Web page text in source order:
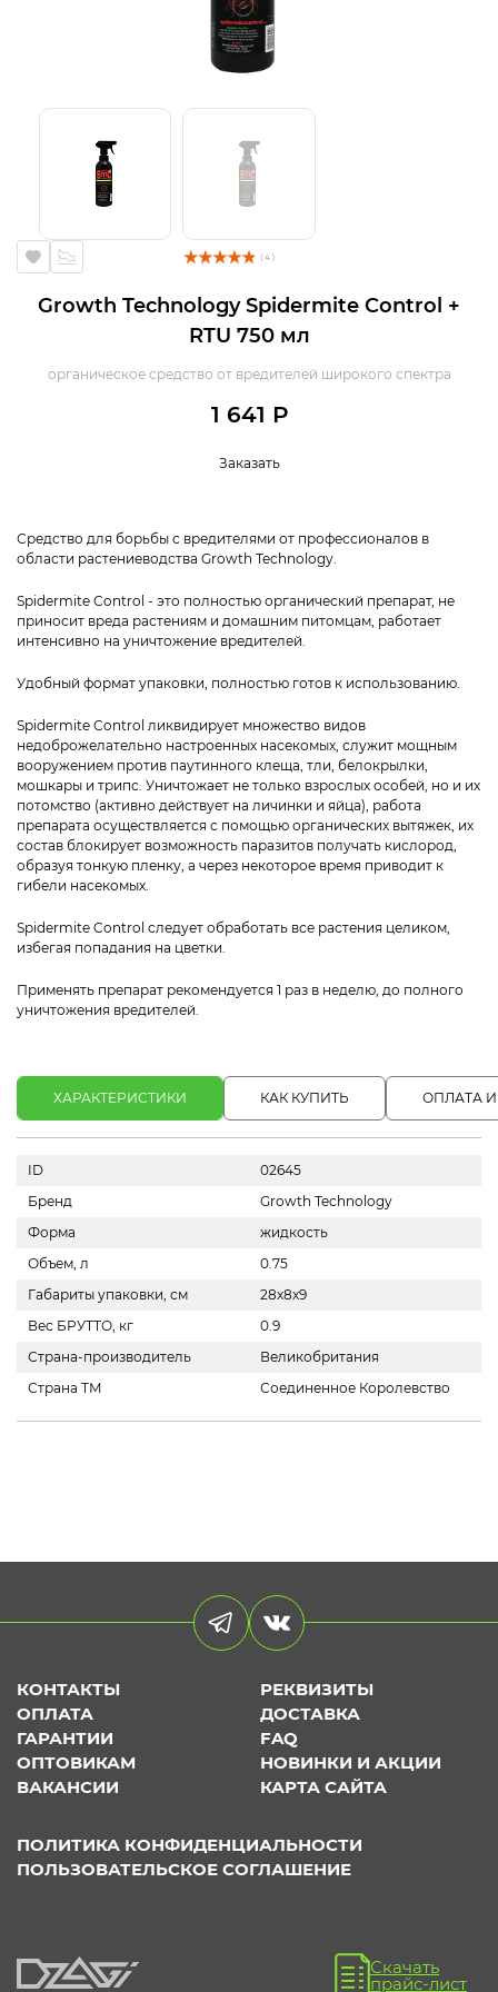
( 4 )
Growth Technology Spidermite Control +
RTU 750 мл
органическое средство от вредителей широкого спектра
1 641 Р
Заказать
Средство для борьбы с вредителями от профессионалов в
области растениеводства Growth Technology.
Spidermite Control - это полностью органический препарат, не
приносит вреда растениям и домашним питомцам, работает
интенсивно на уничтожение вредителей.
Удобный формат упаковки, полностью готов к использованию.
Spidermite Control ликвидирует множество видов
недоброжелательно настроенных насекомых, служит мощным
вооружением против паутинного клеща, тли, белокрылки,
мошкары и трипс. Уничтожает не только взрослых особей, но и их
потомство (активно действует на личинки и яйца), работа
препарата осуществляется с помощью органических вытяжек, их
состав блокирует возможность паразитов получать кислород,
образуя тонкую пленку, а через некоторое время приводит к
гибели насекомых.
Spidermite Control следует обработать все растения целиком,
избегая попадания на цветки.
Применять препарат рекомендуется 1 раз в неделю, до полного
уничтожения вредителей.
ХАРАКТЕРИСТИКИ КАК КУПИТЬ ОПЛАТА
ID
02645
Бренд
Growth Technology
Форма
жидкость
Объем, л
0.75
Габариты упаковки, см
28x8x9
Вес БРУТТО, кг
0.9
Страна-производитель
Великобритания
Страна ТМ
Соединенное Королевство
КОНТАКТЫ
РЕКВИЗИТЫ
ОПЛАТА
ДОСТАВКА
ГАРАНТИИ
FAQ
ОПТОВИКАМ
НОВИНКИ И АКЦИИ
ВАКАНСИИ
КАРТА САЙТА
ПОЛИТИКА КОНФИДЕНЦИАЛЬНОСТИ
ПОЛЬЗОВАТЕЛЬСКОЕ СОГЛАШЕНИЕ
Скачать
прайс-лист